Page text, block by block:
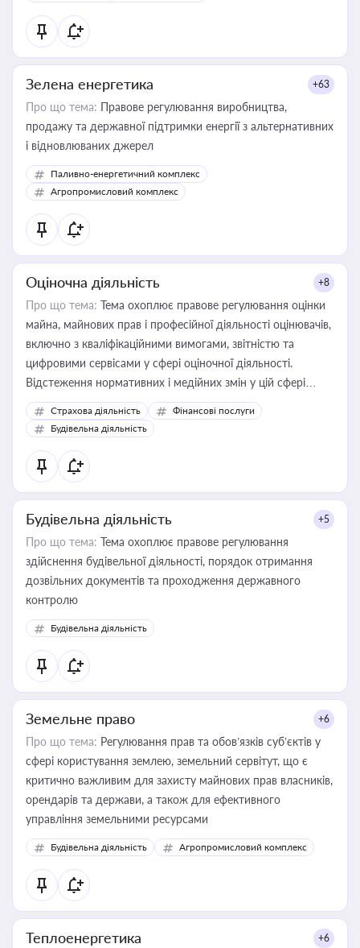
Зелена енергетика +63
Про що тема: Правове регулювання виробництва,
продажу та державної підтримки енергії з альтернативних
і відновлюваних джерел
Паливно-енергетичний комплекс
Агропромисловий комплекс
Оціночна діяльність +8
Про що тема: Тема охоплює правове регулювання оцінки
майна, майнових прав і професійної діяльності оцінювачів,
включно з кваліфікаційними вимогами, звітністю та
цифровими сервісами у сфері оціночної діяльності.
Відстеження нормативних і медійних змін у цій сфері
корисне для власника бізнесу, керівника, юриста або
бухгалтера під час оподаткування, приватизації, оренди
державного майна, корпоративних угод і перевірки
статусу суб'єктів оціночної діяльності
Страхова діяльність
Фінансові послуги
Будівельна діяльність
Будівельна діяльність +5
Про що тема: Тема охоплює правове регулювання
здійснення будівельної діяльності, порядок отримання
дозвільних документів та проходження державного
контролю
Будівельна діяльність
Земельне право +6
Про що тема: Регулювання прав та обов’язків суб’єктів у
сфері користування землею, земельний сервітут, що є
критично важливим для захисту майнових прав власників,
орендарів та держави, а також для ефективного
управління земельними ресурсами
Будівельна діяльність Агропромисловий комплекс
Теплоенергетика +6